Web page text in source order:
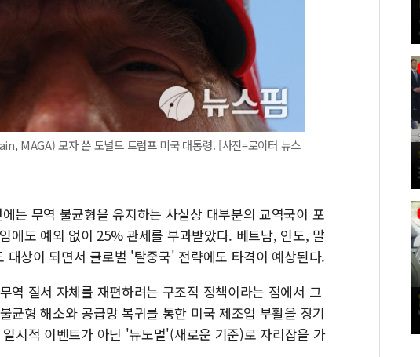
MAGA) 모자 쓴 도널드 트럼프 미국 대통령. [사진=로이터 뉴스
는 무역 불균형을 유지하는 사실상 대부분의 교역국이 포
에도 예외 없이 25% 관세를 부과받았다. 베트남, 인도, 말
상이 되면서 글로벌 '탈중국' 전략에도 타격이 예상된다.
역 질서 자체를 재편하려는 구조적 정책이라는 점에서 그
균형 해소와 공급망 복귀를 통한 미국 제조업 부활을 장기
시적 이벤트가 아닌 '뉴노멀'(새로운 기준)로 자리잡을 가